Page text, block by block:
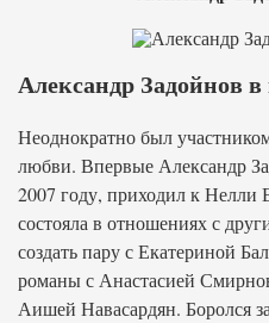
Александр Задойнов
Неоднократно был
любви. Впервые Александр
2007 году, приходил к Нелли
состояла в отношениях с
создать пару с Екатериной
романы с Анастасией
Аишей Навасардян. Боролся